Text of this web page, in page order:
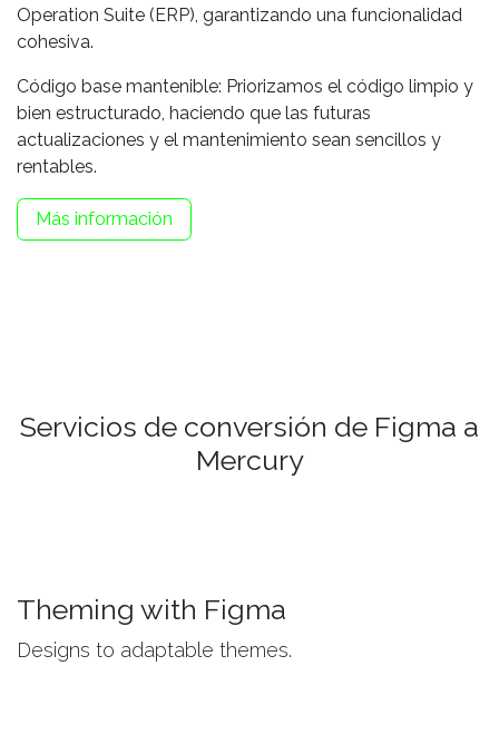
Operation Suite (ERP), garantizando una funcionalidad
cohesiva.
Código base mantenible: Priorizamos el código limpio y
bien estructurado, haciendo que las futuras
actualizaciones y el mantenimiento sean sencillos y
rentables.
Más información
Servicios de conversión de Figma a
Mercury
Theming with Figma
Designs to adaptable themes.